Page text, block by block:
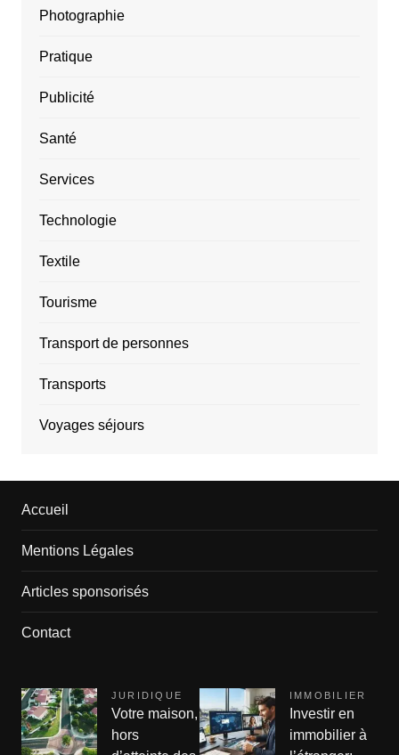
Photographie
Pratique
Publicité
Santé
Services
Technologie
Textile
Tourisme
Transport de personnes
Transports
Voyages séjours
Accueil
Mentions Légales
Articles sponsorisés
Contact
JURIDIQUE
Votre maison,
hors
IMMOBILIER
Investir en
immobilier à